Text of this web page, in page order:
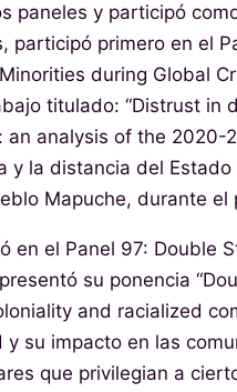
paneles y participó
participó primero en el
during Global
titulado: “Distrust in
an analysis of the 2020-
y la distancia del
Mapuche, durante
en el Panel 97: Double
su ponencia
and racialized
y su impacto en las
que privilegian a